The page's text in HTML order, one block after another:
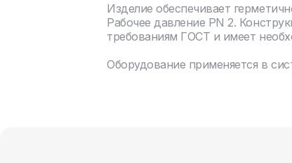
Изделие обеспечивает
Рабочее давление PN 2.
требованиям ГОСТ и имеет
Оборудование применяется в